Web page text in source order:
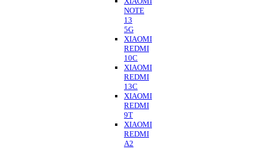
NOTE
13
5G
XIAOMI
REDMI
10C
XIAOMI
REDMI
13C
XIAOMI
REDMI
9T
XIAOMI
REDMI
A2